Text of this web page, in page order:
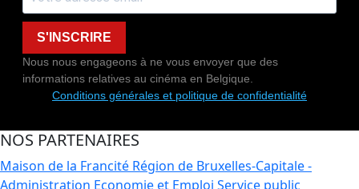
S'INSCRIRE
Nous nous engageons à ne vous envoyer que des
informations relatives au cinéma en Belgique.
Conditions générales et politique de confidentialité
NOS PARTENAIRES
Maison de la Francité Région de Bruxelles-Capitale -
Administration Economie et Emploi Service public